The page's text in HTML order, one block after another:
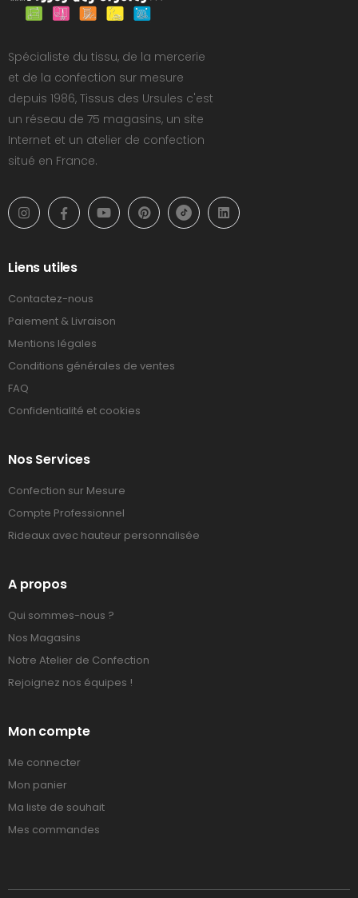
Spécialiste du tissu, de la mercerie
et de la confection sur mesure
depuis 1986, Tissus des Ursules c'est
un réseau de 75 magasins, un site
Internet et un atelier de confection
situé en France.
Liens utiles
Contactez-nous
Paiement & Livraison
Mentions légales
Conditions générales de ventes
FAQ
Confidentialité et cookies
Nos Services
Confection sur Mesure
Compte Professionnel
Rideaux avec hauteur personnalisée
A propos
Qui sommes-nous ?
Nos Magasins
Notre Atelier de Confection
Rejoignez nos équipes !
Mon compte
Me connecter
Mon panier
Ma liste de souhait
Mes commandes